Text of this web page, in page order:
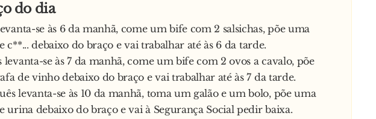
do dia
se às 6 da manhã, come um bife com 2 salsichas, põe uma
c**... debaixo do braço e vai trabalhar até às 6 da tarde.
levanta-se às 7 da manhã, come um bife com 2 ovos a cavalo, põe
de vinho debaixo do braço e vai trabalhar até às 7 da tarde.
levanta-se às 10 da manhã, toma um galão e um bolo, põe uma
urina debaixo do braço e vai à Segurança Social pedir baixa.